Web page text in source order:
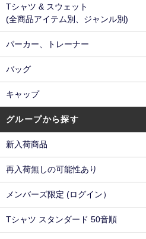
Tシャツ & スウェット
(全商品アイテム別、ジャンル別)
パーカー、トレーナー
バッグ
キャップ
グループから探す
新入荷商品
再入荷無しの可能性あり
メンバーズ限定 (ログイン）
Tシャツ スタンダード 50音順